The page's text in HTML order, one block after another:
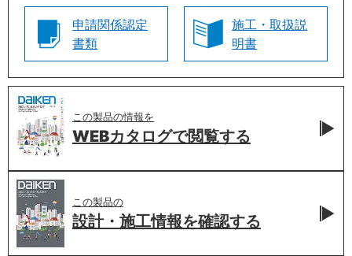
申請関係認定
書類
施工・取扱説
明書
この製品の情報を
WEBカタログで閲覧する
この製品の
設計・施工情報を確認する